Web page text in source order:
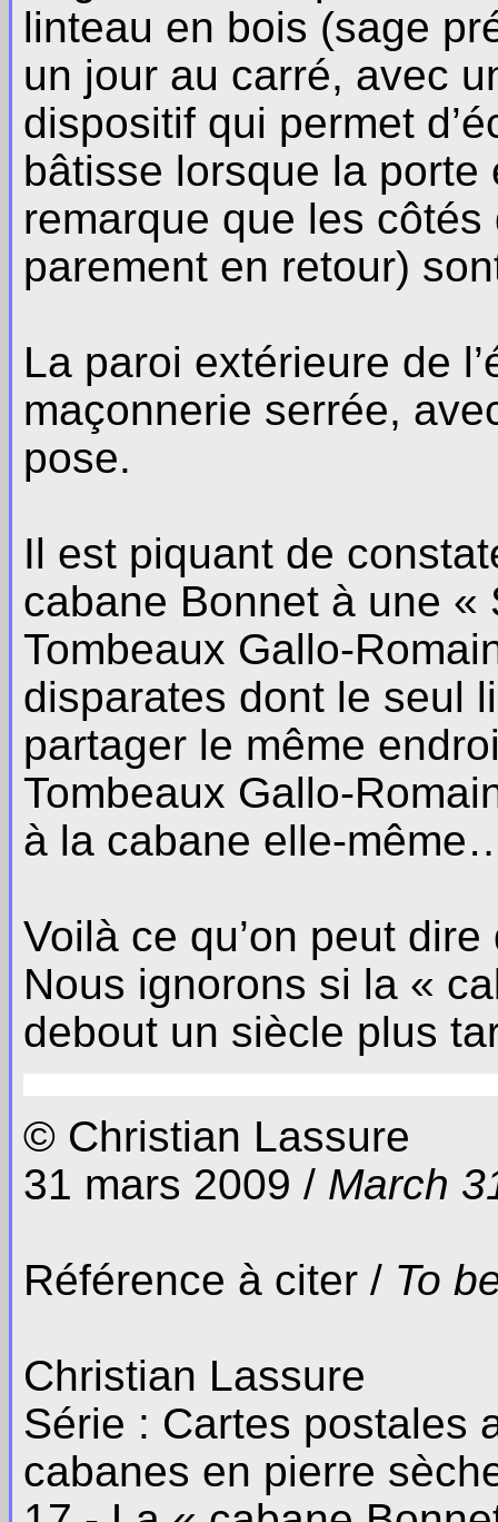
linteau en bois (sage
un jour au carré, avec
dispositif qui permet
bâtisse lorsque la
remarque que les côtés
parement en retour)
La paroi extérieure de
maçonnerie serrée,
pose.
Il est piquant de
cabane Bonnet à une
Tombeaux Gallo-
disparates dont le seul
partager le même
Tombeaux Gallo-
à la cabane elle-
Voilà ce qu’on peut
Nous ignorons si la «
debout un siècle plus
© Christian Lassure
31 mars 2009 / March
Référence à citer / To
Christian Lassure
Série : Cartes postales
cabanes en pierre